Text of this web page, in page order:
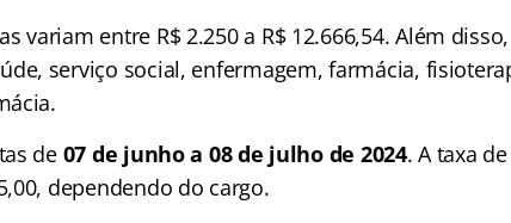
variam entre R$ 2.250 a R$ 12.666,54. Além
serviço social, enfermagem, farmácia,
de 07 de junho a 08 de julho de 2024. A taxa
dependendo do cargo.